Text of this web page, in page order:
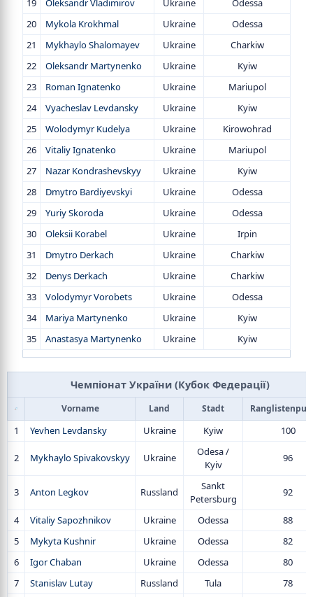
19
Oleksandr Vladimirov Ukraine
Odessa
20
Mykola Krokhmal Ukraine
Odessa
21
Mykhaylo Shalomayev Ukraine
Charkiw
22
Oleksandr Martynenko Ukraine
Kyiw
23
Roman Ignatenko Ukraine
Mariupol
24
Vyacheslav Levdansky Ukraine
Kyiw
25
Wolodymyr Kudelya Ukraine
Kirowohrad
26
Vitaliy Ignatenko Ukraine
Mariupol
27
Nazar Kondrashevskyy Ukraine
Kyiw
28
Dmytro Bardiyevskyi Ukraine
Odessa
29
Yuriy Skoroda Ukraine
Odessa
30
Oleksii Korabel Ukraine
Irpin
31
Dmytro Derkach Ukraine
Charkiw
32
Denys Derkach Ukraine
Charkiw
33
Volodymyr Vorobets Ukraine
Odessa
34
Mariya Martynenko Ukraine
Kyiw
35
Anastasya Martynenko Ukraine Kyiw
Чемпіонат України (Кубок Федерації)
Vorname Land Stadt
1 Yevhen Levdansky Ukraine Kyiw 100
2 Mykhaylo Spivakovskyy Ukraine
Odesa /
Kyiv
96
3 Anton Legkov Russland
Sankt
Petersburg
92
4 Vitaliy Sapozhnikov Ukraine Odessa
88
5
Mykyta Kushnir Ukraine Odessa
82
6
Igor Chaban Ukraine Odessa
80
7
Stanislav Lutay Russland Tula
78